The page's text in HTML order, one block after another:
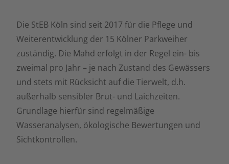
Die StEB Köln sind seit 2017 für die Pflege und
Weiterentwicklung der 15 Kölner Parkweiher
zuständig. Die Mahd erfolgt in der Regel ein- bis
zweimal pro Jahr – je nach Zustand des Gewässers
und stets mit Rücksicht auf die Tierwelt, d.h.
außerhalb sensibler Brut- und Laichzeiten.
Grundlage hierfür sind regelmäßige
Wasseranalysen, ökologische Bewertungen und
Sichtkontrollen.